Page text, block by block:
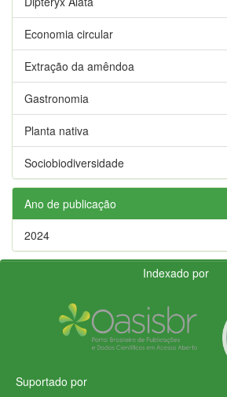
Economia circular
Extração da amêndoa
Gastronomia
Planta nativa
Sociobiodiversidade
Ano de publicação
2024
Indexado por
Suportado por